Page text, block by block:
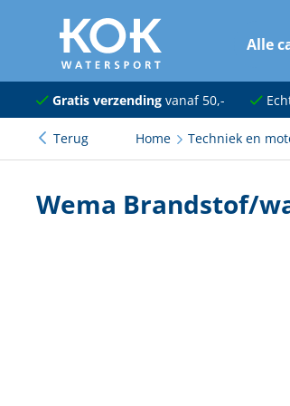
naar hoofdinhoud
Alle
Navigatie
Dekuitrusting
Gratis verzendingvanaf 50,-
Terug Home Techniek en
Wema Brandstof/